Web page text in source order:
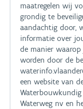
maatregelen wij
grondig te
aandachtig door,
informatie over
de manier waarop
worden door de
een website van
Waterweg nv en